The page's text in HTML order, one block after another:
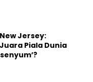
Jersey:
Piala Dunia